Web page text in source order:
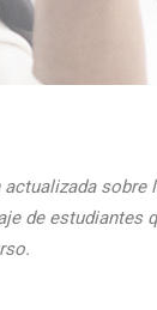
actualizada sobre
de estudiantes